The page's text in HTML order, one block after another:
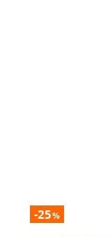
-25%